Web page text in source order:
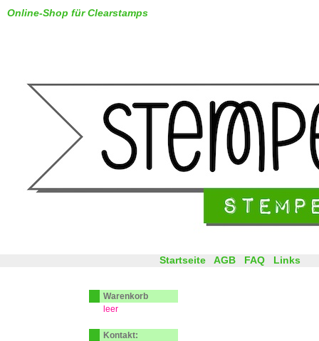
Online-Shop für Clearstamps
Startseite AGB FAQ Links
Warenkorb
leer
Kontakt: